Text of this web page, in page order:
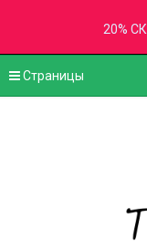
20%
Страницы